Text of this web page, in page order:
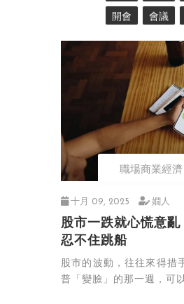
開會 會議
職場商業經濟
十月 09, 2025 嫺人
股市一跌就心慌意
忍不住跳船
股市的波動，往往來得措
普「變臉」的那一週，可